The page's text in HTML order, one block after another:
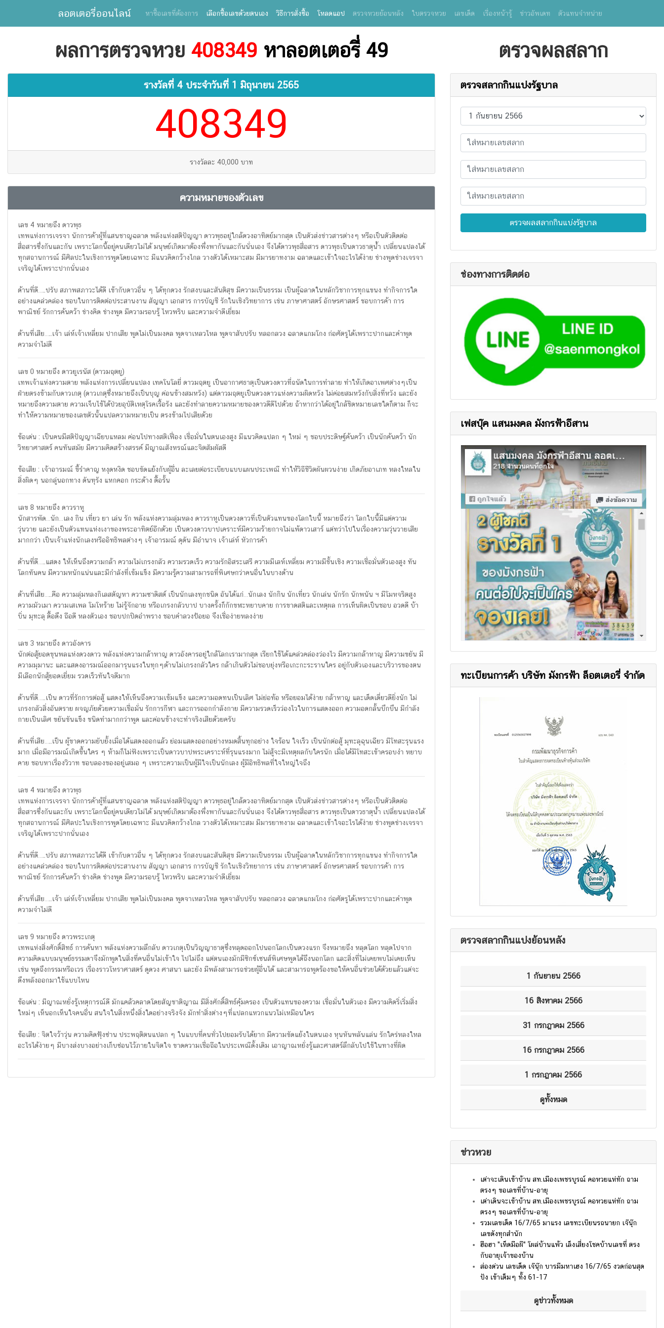
ลอตเตอรี่ออนไลน์ หาซื้อเลขที่ต้องการ เลือกซื้อเลขด้วยตนเอง วิธีการสั่งซื้อ โหลดแอป ตรวจหวยย้อนหลัง ใบตรวจหวย เลขเด็ด เรื่องหน้ารู้ ข่าวอัพเดท ตัวแทนจำหน่าย
ผลการตรวจหวย 408349 หาลอตเตอรี่ 49
รางวัลที่ 4 ประจำวันที่ 1 มิถุนายน 2565
408349
รางวัลละ 40,000 บาท
ความหมายของตัวเลข
เลข 4 หมายถึง ดาวพุธ
เทพแห่งการเจรจา นักการค้าผู้ที่แสนชาญฉลาด พลังแห่งสติปัญญา ดาวพุธอยู่ใกล้ดวงอาทิตย์มากสุด เป็นตัวส่งข่าวสารต่างๆ หรือเป็นตัวติดต่อ
สื่อสารซึ่งกันและกัน เพราะโลกนี้อยู่คนเดียวไม่ได้ มนุษย์เกิดมาต้องพึ่งพากันและกันนั่นเอง จึงได้ดาวพุธสื่อสาร ดาวพุธเป็นดาวธาตุน้ำ เปลี่ยนแปลงได้
ทุกสถานการณ์ มีศิลปะในเชิงการพูดโดยเฉพาะ มีแนวคิดกว้างไกล วางตัวได้เหมาะสม มีมารยาทงาม ฉลาดและเข้าใจอะไรได้ง่าย ช่างพูดช่างเจรจา
เจริญได้เพราะปากนั่นเอง
ด้านที่ดี…..ปรับ สภาพสภาวะได้ดี เข้ากับดาวอื่น ๆ ได้ทุกดวง รักสงบและสันติสุข มีความเป็นธรรม เป็นผู้ฉลาดในหลักวิชาการทุกแขนง ทำกิจการใด
อย่างแคล่วคล่อง ชอบในการติดต่อประสานงาน สัญญา เอกสาร การบัญชี รักในเชิงวิทยาการ เช่น ภาษาศาสตร์ อักษรศาสตร์ ชอบการค้า การ
พาณิชย์ รักการค้นคว้า ช่างคิด ช่างพูด มีความรอบรู้ ไหวพริบ และความจำดีเยี่ยม
ด้านที่เสีย…..เจ้า เล่ห์เจ้าเหลี่ยม ปากเสีย พูดไม่เป็นมงคล พูดจาเหลวไหล พูดจาสับปรับ หลอกลวง ฉลาดแกมโกง ก่อศัตรูได้เพราะปากและคำพูด
ความจำไม่ดี
เลข 0 หมายถึง ดาวยูเรนัส (ดาวมฤตยู)
เทพเจ้าแห่งความตาย พลังแห่งการเปลี่ยนแปลง เทคโนโลยี่ ดาวมฤตยู เป็นอากาศธาตุเป็นดวงดาวที่ถนัดในการทำลาย ทำให้เกิดอาเพศต่างๆเป็น
ฝ่ายตรงข้ามกับดาวเกตุ (ดาวเกตุซึ่งหมายถึงเป็นบุญ ค่อนข้างสมหวัง) แต่ดาวมฤตยูเป็นดวงดาวแห่งความผิดหวัง ไม่ค่อยสมหวังกับสิ่งที่หวัง และยัง
หมายถึงความตาย ความเจ็บไข้ได้ป่วยอุบัติเหตุโรคเรื้อรัง และยังทำลายความหมายของดาวดีดีไปด้วย ถ้าหากว่าได้อยู่ใกล้ชิดหมายเลขใดก็ตาม ก็จะ
ทำให้ความหมายของเลขตัวนั้นแปลความหมายเป็น ตรงข้ามไปเสียด้วย
ข้อเด่น : เป็นคนมีสติปัญญาเฉียบแหลม ค่อนไปทางสติเฟื่อง เชื่อมั่นในตนเองสูง มีแนวคิดแปลก ๆ ใหม่ ๆ ชอบประดิษฐ์ค้นคว้า เป็นนักค้นคว้า นัก
วิทยาศาสตร์ คนทันสมัย มีความคิดสร้างสรรค์ มีญาณสังหรณ์และจิตสัมผัสดี
ข้อเสีย : เจ้าอารมณ์ ขี้รำคาญ หงุดหงิด ชอบขัดแย้งกับผู้อื่น ละเลยต่อระเบียบแบบแผนประเพณี ทำให้วิถีชีวิตผันผวนง่าย เกิดภัยอาเภท หลงใหลใน
สิ่งผิดๆ นอกลู่นอกทาง ดันทุรัง แหกคอก กระด้าง ดื้อรั้น
เลข 8 หมายถึง ดาวราหู
นักสารพัด…นัก…เลง กิน เที่ยว ยา เล่น รัก พลังแห่งความลุ่มหลง ดาวราหูเป็นดวงดาวที่เป็นตัวแทนของโลกใบนี้ หมายถึงว่า โลกใบนี้มีแต่ความ
วุ่นวาย และยังเป็นตัวแทนแห่งเงาของพระอาทิตย์อีกด้วย เป็นดวงดาวบาปเคราะห์มีความร้ายกาจไม่แพ้ดาวเสาร์ แต่ทว่าไปในเรื่องความวุ่นวายเสีย
มากกว่า เป็นเจ้าแห่งนักเลงหรืออิทธิพลต่างๆ เจ้าอารมณ์ ดุดัน มีอำนาจ เจ้าเล่ห์ หัวการค้า
ด้านที่ดี…..แสดง ให้เห็นถึงความกล้า ความไม่เกรงกลัว ความรวดเร็ว ความรักอิสระเสรี ความมีเลห์เหลี่ยม ความมีชั้นเชิง ความเชื่อมั่นตัวเองสูง ทัน
โลกทันคน มีความหนักแน่นและมีกำลังที่เข้มแข็ง มีความรู้ความสามารถที่พิเศษกว่าคนอื่นในบางด้าน
ด้านที่เสีย…..คือ ความลุ่มหลงกิเลสตัญหา ความซาดิสต์ เป็นนักเลงทุกชนิด อันได้แก่…นักเลง นักกิน นักเที่ยว นักเล่น นักรัก นักพนัน ฯ มีโมหจริตสูง
ความมัวเมา ความเสเพล โมโหร้าย ไม่รู้จักอาย หรือเกรงกลัวบาป บางครั้งก็กักขฬะหยาบคาย การขาดสติและเหตุผล การเห็นผิดเป็นชอบ อวดดี บ้า
บิ่น มุทะลุ ดื้อดึง ถือดี หลงตัวเอง ชอบปกปิดอำพราง ชอบคำลวงป้อยอ จึงเชื่อง่ายหลงง่าย
เลข 3 หมายถึง ดาวอังคาร
นักต่อสู้ยอดขุนพลแห่งดวงดาว พลังแห่งความกล้าหาญ ดาวอังคารอยู่ใกล้โลกเรามากสุด เรียกใช้ได้แคล่วคล่องว่องไว มีความกล้าหาญ มีความขยัน มี
ความมุมานะ และแสดงอารมณ์ออกมารุนแรงในทุกๆด้านไม่เกรงกลัวใคร กล้าเกินตัวไม่ชอบยุ่งหรือเกะกะระรานใคร อยู่กับตัวเองและบริวารของตน
มีเลือกนักสู้ยอดเยี่ยม รวดเร็วทันใจดีมาก
ด้านที่ดี…..เป็น ดาวที่รักการต่อสู้ แสดงให้เห็นถึงความเข้มแข็ง และความอดทนเป็นเลิศ ไม่ย่อท้อ หรือยอมได้ง่าย กล้าหาญ และเด็ดเดี่ยวดียิ่งนัก ไม่
เกรงกลัวสิ่งอันตราย ผจญภัยด้วยความเชื่อมั่น รักการกีฬา และการออกกำลังกาย มีความรวดเร็วว่องไวในการแสดงออก ความอดกลั้นบึกบึน มีกำลัง
กายเป็นเลิศ ขยันขันแข็ง ชนิดทำมากกว่าพูด และค่อนข้างจะทำจริงเสียด้วยครับ
ด้านที่เสีย…..เป็น ผู้ขาดความยับยั้งเมื่อได้แสดงออกแล้ว ย่อมแสดงออกอย่างหมดสิ้นทุกอย่าง ใจร้อน ใจเร็ว เป็นนักต่อสู้ มุทะลุฉุนเฉียว มีโทสะรุนแรง
มาก เมื่อมีอารมณ์เกิดขึ้นใคร ๆ ห้ามก็ไม่ฟังเพราะเป็นดาวบาปพระเคราะห์ที่รุนแรงมาก ไม่สู้จะมีเหตุผลกับใครนัก เมื่อได้มีโทสะเข้าครอบงำ หยาบ
คาย ชอบหาเรื่องวิวาท ชอบลองของอยู่เสมอ ๆ เพราะความเป็นผู้มีใจเป็นนักเลง ผู้มีอิทธิพลที่ใจใหญ่ใจถึง
เลข 4 หมายถึง ดาวพุธ
เทพแห่งการเจรจา นักการค้าผู้ที่แสนชาญฉลาด พลังแห่งสติปัญญา ดาวพุธอยู่ใกล้ดวงอาทิตย์มากสุด เป็นตัวส่งข่าวสารต่างๆ หรือเป็นตัวติดต่อ
สื่อสารซึ่งกันและกัน เพราะโลกนี้อยู่คนเดียวไม่ได้ มนุษย์เกิดมาต้องพึ่งพากันและกันนั่นเอง จึงได้ดาวพุธสื่อสาร ดาวพุธเป็นดาวธาตุน้ำ เปลี่ยนแปลงได้
ทุกสถานการณ์ มีศิลปะในเชิงการพูดโดยเฉพาะ มีแนวคิดกว้างไกล วางตัวได้เหมาะสม มีมารยาทงาม ฉลาดและเข้าใจอะไรได้ง่าย ช่างพูดช่างเจรจา
เจริญได้เพราะปากนั่นเอง
ด้านที่ดี…..ปรับ สภาพสภาวะได้ดี เข้ากับดาวอื่น ๆ ได้ทุกดวง รักสงบและสันติสุข มีความเป็นธรรม เป็นผู้ฉลาดในหลักวิชาการทุกแขนง ทำกิจการใด
อย่างแคล่วคล่อง ชอบในการติดต่อประสานงาน สัญญา เอกสาร การบัญชี รักในเชิงวิทยาการ เช่น ภาษาศาสตร์ อักษรศาสตร์ ชอบการค้า การ
พาณิชย์ รักการค้นคว้า ช่างคิด ช่างพูด มีความรอบรู้ ไหวพริบ และความจำดีเยี่ยม
ด้านที่เสีย…..เจ้า เล่ห์เจ้าเหลี่ยม ปากเสีย พูดไม่เป็นมงคล พูดจาเหลวไหล พูดจาสับปรับ หลอกลวง ฉลาดแกมโกง ก่อศัตรูได้เพราะปากและคำพูด
ความจำไม่ดี
เลข 9 หมายถึง ดาวพระเกตุ
เทพแห่งสิ่งศักดิ์สิทธ์ การค้นหา พลังแห่งความลึกลับ ดาวเกตุเป็นวิญญาธาตุซึ่งหลุดออกไปนอกโลกเป็นดวงแรก จึงหมายถึง หลุดโลก หลุดไปจาก
ความคิดแบบมนุษย์ธรรมดาจึงมักพูดในสิ่งที่คนอื่นไม่เข้าใจ ไปไม่ถึง แต่ตนเองมักมีซิกซ์เซนส์พิเศษพูดได้ถึงนอกโลก และสิ่งที่ไม่เคยพบไม่เคยเห็น
เช่น พูดถึงกรรมหรือเวร เรื่องราวโหราศาสตร์ ดูดวง ศาสนา และยัง มีพลังสามารถช่วยผู้อื่นได้ และสามารถพูดร้องขอให้คนอื่นช่วยได้ด้วยแล้วแต่จะ
ดึงพลังออกมาใช้แบบไหน
ข้อเด่น : มีญาณหยั่งรู้เหตุการณ์ดี มักแคล้วคลาดโดยสัญชาติญาณ มีสิ่งศักดิ์สิทธ์คุ้มครอง เป็นตัวแทนของความ เชื่อมั่นในตัวเอง มีความคิดริ่เริ่มสิ่ง
ใหม่ๆ เห็นอกเห็นใจคนอื่น สนใจในสิ่งหนึ่งสิ่งใดอย่างจริงจัง มักทำสิ่งต่างๆที่แปลกแหวกแนวไม่เหมือนใคร
ข้อเสีย : จิตใจว้าวุ่น ความคิดฟุ้งซ่าน ประพฤติตนแปลก ๆ ในแบบที่คนทั่วไปยอมรับได้ยาก มีความขัดแย้งในตนเอง หุนหันพลันแล่น รักใคร่หลงใหล
อะไรได้ง่ายๆ มีบางส่งบางอย่างเก็บซ่อนไว้ภายในจิตใจ ขาดความเชื่อถือในประเพณีดั้งเดิม เอาญาณหยั่งรู้และศาสตร์ลึกลับไปใช้ในทางที่ผิด
ตรวจผลสลาก
ตรวจสลากกินแบ่งรัฐบาล
ตรวจผลสลากกินแบ่งรัฐบาล
ช่องทางการติดต่อ
เฟสบุ๊ค แสนมงคล มังกรฟ้าอีสาน
ทะเบียนการค้า บริษัท มังกรฟ้า ล็อตเตอรี่ จำกัด
ตรวจสลากกินแบ่งย้อนหลัง
1 กันยายน 2566
16 สิงหาคม 2566
31 กรกฎาคม 2566
16 กรกฎาคม 2566
1 กรกฎาคม 2566
ดูทั้งหมด
ข่าวหวย
เต่าจะเดินเข้าบ้าน สท.เมืองเพชรบูรณ์ คอหวยแห่ทัก ถาม
ตรงๆ ขอเลขที่บ้าน-อายุ
เต่าเดินจะเข้าบ้าน สท.เมืองเพชรบูรณ์ คอหวยแห่ทัก ถาม
ตรงๆ ขอเลขที่บ้าน-อายุ
รวมเลขเด็ด 16/7/65 มาแรง เลขทะเบียนรถนายก เจ๊นุ๊ก
เลขดังทุกสำนัก
ฮือฮา "เห็ดมือผี" โผล่บ้านแพ้ว เล็งเสี่ยงโชคบ้านเลขที่ ตรง
กับอายุเจ้าของบ้าน
ส่องด่วน เลขเด็ด เจ๊นุ๊ก บารมีมหาเฮง 16/7/65 งวดก่อนสุด
ปัง เข้าเต็มๆ ทั้ง 61-17
ดูข่าวทั้งหมด